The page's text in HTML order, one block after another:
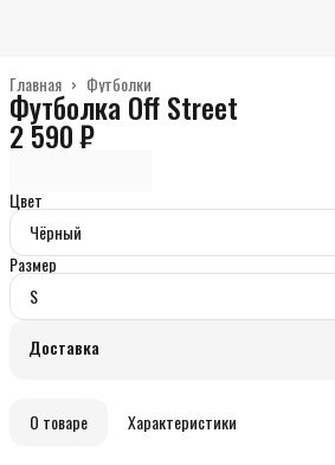
Футболки
Главная ›
Футболка Off Street
2 590 ₽
Цвет
Чёрный
Размер
S
Доставка
О товаре Характеристики